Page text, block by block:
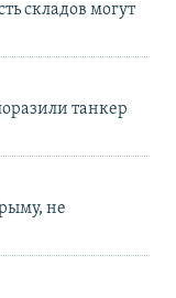
складов могут
танкер
не